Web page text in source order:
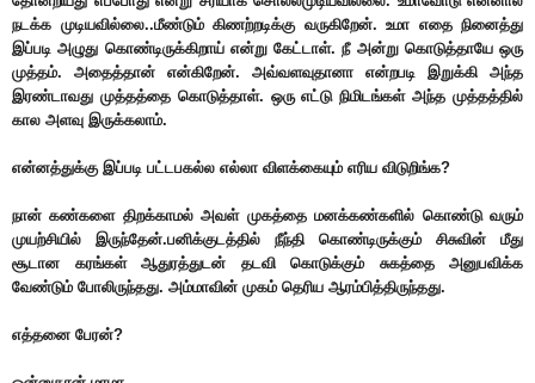
நடக்க முடியவில்லை..மீண்டும் கிணற்றடிக்கு வருகிறேன். உமா எதை நினைத்து
இப்படி அழுது கொண்டிருக்கிறாய் என்று கேட்டாள். நீ அன்று கொடுத்தாயே ஒரு
முத்தம். அதைத்தான் என்கிறேன். அவ்வளவுதானா என்றபடி இறுக்கி அந்த
இரண்டாவது முத்தத்தை கொடுத்தாள். ஒரு எட்டு நிமிடங்கள் அந்த முத்தத்தில்
கால அளவு இருக்கலாம்.
என்னத்துக்கு இப்படி பட்டபகல்ல எல்லா விளக்கையும் எரிய விடுறிங்க?
நான் கண்களை திறக்காமல் அவள் முகத்தை மனக்கண்களில் கொண்டு வரும்
முயற்சியில் இருந்தேன்.பனிக்குடத்தில் நீந்தி கொண்டிருக்கும் சிசுவின் மீது
சூடான கரங்கள் ஆதுரத்துடன் தடவி கொடுக்கும் சுகத்தை அனுபவிக்க
வேண்டும் போலிருந்தது. அம்மாவின் முகம் தெரிய ஆரம்பித்திருந்தது.
எத்தனை பேரன்?